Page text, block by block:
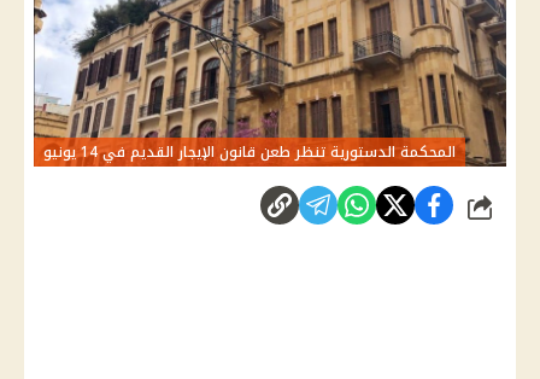
المحكمة الدستورية تنظر طعن قانون الإيجار القديم في 14 يونيو
شارك